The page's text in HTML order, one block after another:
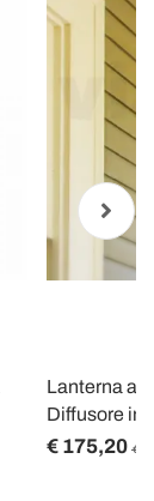
Lanterna a
Diffusore in
€ 175,20 €